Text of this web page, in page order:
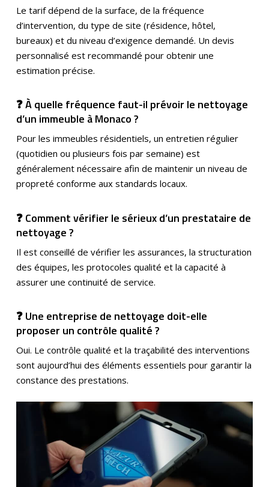
Le tarif dépend de la surface, de la fréquence
d’intervention, du type de site (résidence, hôtel,
bureaux) et du niveau d’exigence demandé. Un devis
personnalisé est recommandé pour obtenir une
estimation précise.
❓ À quelle fréquence faut-il prévoir le nettoyage
d’un immeuble à Monaco ?
Pour les immeubles résidentiels, un entretien régulier
(quotidien ou plusieurs fois par semaine) est
généralement nécessaire afin de maintenir un niveau de
propreté conforme aux standards locaux.
❓ Comment vérifier le sérieux d’un prestataire de
nettoyage ?
Il est conseillé de vérifier les assurances, la structuration
des équipes, les protocoles qualité et la capacité à
assurer une continuité de service.
❓ Une entreprise de nettoyage doit-elle
proposer un contrôle qualité ?
Oui. Le contrôle qualité et la traçabilité des interventions
sont aujourd’hui des éléments essentiels pour garantir la
constance des prestations.